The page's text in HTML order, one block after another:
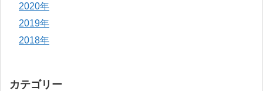
2020年
2019年
2018年
カテゴリー